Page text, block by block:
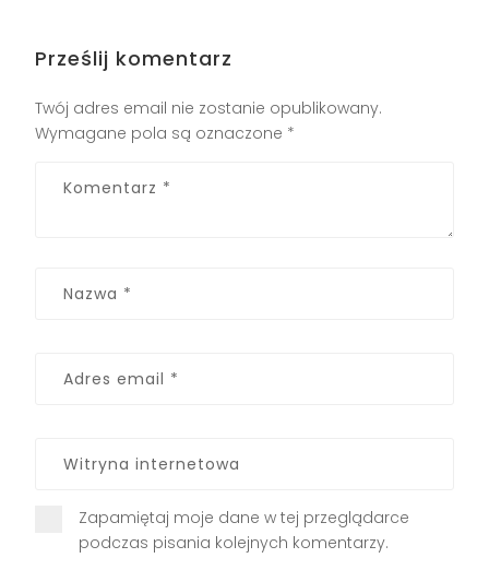
Prześlij komentarz
Twój adres email nie zostanie opublikowany.
Wymagane pola są oznaczone *
Zapamiętaj moje dane w tej przeglądarce
podczas pisania kolejnych komentarzy.